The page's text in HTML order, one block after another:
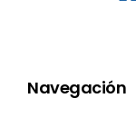
Navegación